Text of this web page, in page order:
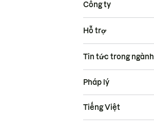
Công ty
Hỗ trợ
Tin tức trong ngành
Pháp lý
Tiếng Việt